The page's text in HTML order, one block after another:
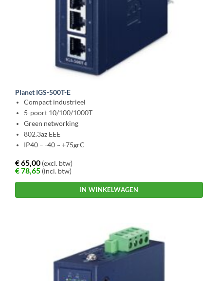
Planet IGS-500T-E
Compact industrieel
5-poort 10/100/1000T
Green networking
802.3az EEE
IP40 – -40 ~ +75grC
€65,00 (excl. btw)
€78,65 (incl. btw)
IN WINKELWAGEN